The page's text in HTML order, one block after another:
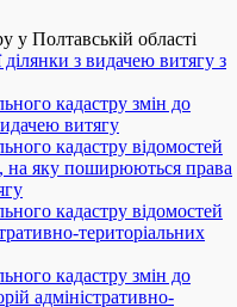
у Полтавській області
з видачею витягу з
кадастру змін до
витягу
кадастру відомостей
на яку поширюються права
кадастру відомостей
територіальних
кадастру змін до
адміністративно-